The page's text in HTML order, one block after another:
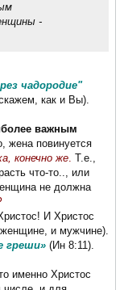
-
чадородие"
как и Вы).
важным
жена повинуется
конечно же. Т.е.,
что-то.., или
не должна
И Христос
женщине, и мужчине).
греши» (Ин 8:11).
именно Христос